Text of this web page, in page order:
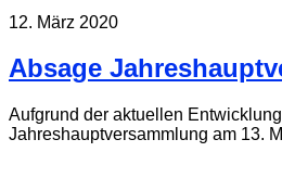
12. März 2020
Absage
Aufgrund der aktuellen
Jahreshauptversammlung am 13.